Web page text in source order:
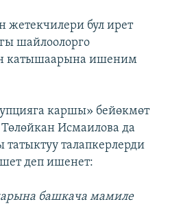
бул ирет
шайлоолорго
катышаарына ишеним
каршы» бейөкмөт
Исмаилова да
талапкерлерди
деп ишенет:
башкача мамиле